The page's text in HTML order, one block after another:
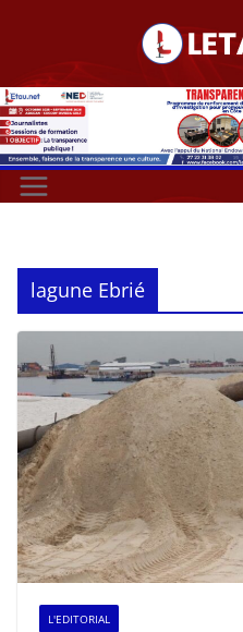
contenu
lagune Ebrié
L'EDITORIAL